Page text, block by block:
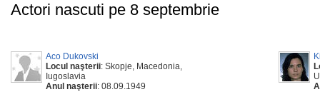
Actori nascuti pe 8 septembrie
Aco Dukovski
Locul naşterii: Skopje, Macedonia,
Iugoslavia
Anul naşterii: 08.09.1949